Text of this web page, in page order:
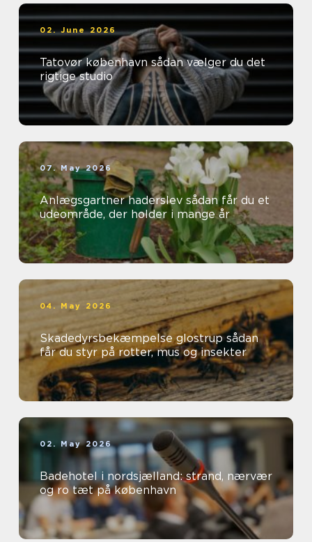
02. June 2026
Tatovør københavn sådan vælger du det
rigtige studio
07. May 2026
Anlægsgartner haderslev sådan får du et
udeområde, der holder i mange år
04. May 2026
Skadedyrsbekæmpelse glostrup sådan
får du styr på rotter, mus og insekter
02. May 2026
Badehotel i nordsjælland: strand, nærvær
og ro tæt på københavn